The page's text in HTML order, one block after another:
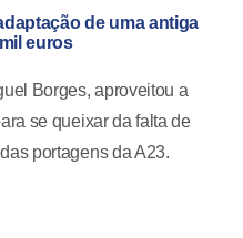
de uma antiga
euros
Borges, aproveitou a
se queixar da falta de
portagens da A23.